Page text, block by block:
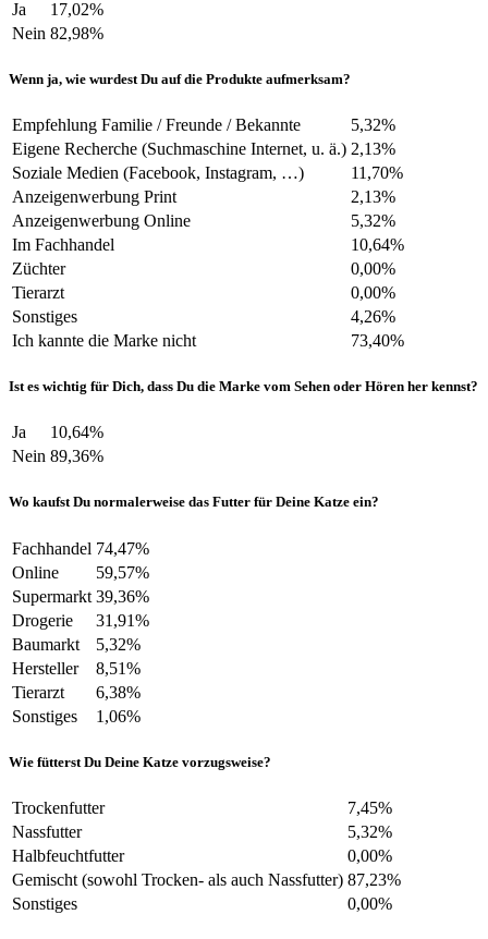
Ja
17,02%
Nein 82,98%
Wenn ja, wie wurdest Du auf die Produkte aufmerksam?
Empfehlung Familie / Freunde / Bekannte
5,32%
Eigene Recherche (Suchmaschine Internet, u. ä.) 2,13%
Soziale Medien (Facebook, Instagram, …)
11,70%
Anzeigenwerbung Print
2,13%
Anzeigenwerbung Online
5,32%
Im Fachhandel
10,64%
Züchter
0,00%
Tierarzt
0,00%
Sonstiges
4,26%
Ich kannte die Marke nicht
73,40%
Ist es wichtig für Dich, dass Du die Marke vom Sehen oder Hören her kennst?
Ja
10,64%
Nein 89,36%
Wo kaufst Du normalerweise das Futter für Deine Katze ein?
Fachhandel 74,47%
Online
59,57%
Supermarkt 39,36%
Drogerie
31,91%
Baumarkt
5,32%
Hersteller
8,51%
Tierarzt
6,38%
Sonstiges
1,06%
Wie fütterst Du Deine Katze vorzugsweise?
Trockenfutter
7,45%
Nassfutter
5,32%
Halbfeuchtfutter
0,00%
Gemischt (sowohl Trocken- als auch Nassfutter) 87,23%
Sonstiges
0,00%